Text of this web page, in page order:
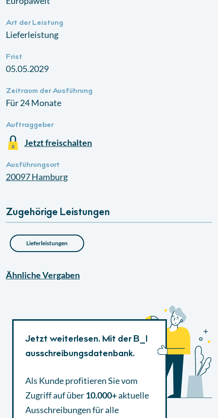
Art der Leistung
Lieferleistung
Frist
05.05.2029
Zeitraum der Ausführung
Für 24 Monate
Auftraggeber
Jetzt freischalten
Ausführungsort
20097Hamburg
Zugehörige Leistungen
Lieferleistungen
ÄhnlicheVergaben
Jetzt weiterlesen. Mit der B_I
ausschreibungsdatenbank.
Als Kunde profitieren Sie vom
Zugriff auf über10.000+aktuelle
Ausschreibungenfür alle